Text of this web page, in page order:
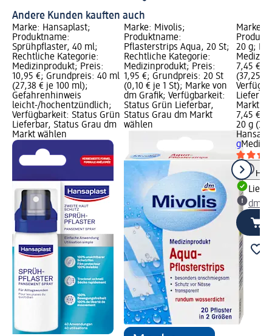
Andere Kunden kauften auch
Marke: Hansaplast;
Produktname:
Sprühpflaster, 40 ml;
Rechtliche Kategorie:
Medizinprodukt; Preis:
10,95 €; Grundpreis: 40 ml
(27,38 € je 100 ml);
Gefahrenhinweis
leicht-/hochentzündlich;
Verfügbarkeit: Status Grün
Lieferbar, Status Grau dm
Markt wählen
Marke: Mivolis;
Produktname:
Pflasterstrips Aqua, 20 St;
Rechtliche Kategorie:
Medizinprodukt; Preis:
1,95 €; Grundpreis: 20 St
(0,10 € je 1 St); Marke von
dm Grafik; Verfügbarkeit:
Status Grün Lieferbar,
Status Grau dm Markt
wählen
Marke:
20 g;
7,45 €;
(37,25 €
Markt
7,45 €
20 g
g
dm